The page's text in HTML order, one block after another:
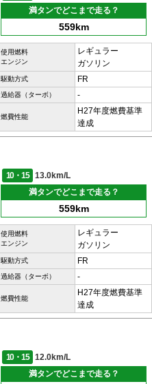
満タンでどこまで走る？
559km
使用燃料
エンジン
レギュラー
ガソリン
駆動方式 FR
過給器（ターボ） -
燃費性能
H27年度燃費基準
達成
10・15
13.0km/L
満タンでどこまで走る？
559km
使用燃料
エンジン
レギュラー
ガソリン
駆動方式 FR
過給器（ターボ） -
燃費性能
H27年度燃費基準
達成
10・15
12.0km/L
満タンでどこまで走る？